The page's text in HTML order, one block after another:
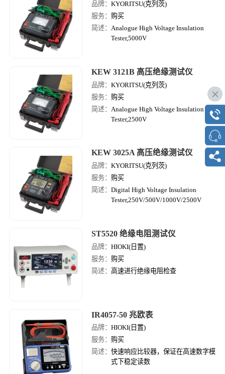
品牌：KYORITSU(克列茨)
服务： 购买
简述： Analogue High Voltage Insulation
Tester,5000V
KEW 3121B 高压绝缘测试仪
品牌：KYORITSU(克列茨)
服务： 购买
简述： Analogue High Voltage Insulation
Tester,2500V
KEW 3025A 高压绝缘测试仪
品牌：KYORITSU(克列茨)
服务： 购买
简述：Digital High Voltage Insulation
Tester,250V/500V/1000V/2500V
ST5520 绝缘电阻测试仪
品牌：HIOKI(日置)
服务： 购买
简述： 高速进行绝缘电阻检查
IR4057-50 兆欧表
品牌：HIOKI(日置)
服务： 购买
简述：快速响应比较器，保证在高速数字模
式下稳定读数